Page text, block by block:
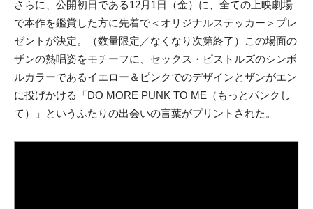
さらに、公開初日である12月1日（金）に、全ての上映劇場
で本作を鑑賞した方に先着で＜オリジナルステッカー＞プレ
ゼントが決定。
（数量限定／なくなり次第終了）この場面の
ザンの熱唱姿をモチーフに、セックス・ピストルズのシンボ
ルカラーであるイエロー＆ピンクでのデザインとザンがエン
に投げかける「DO MORE PUNK TO ME（もっとパンクし
て）」というふたりの出会いの言葉がプリントされた 。